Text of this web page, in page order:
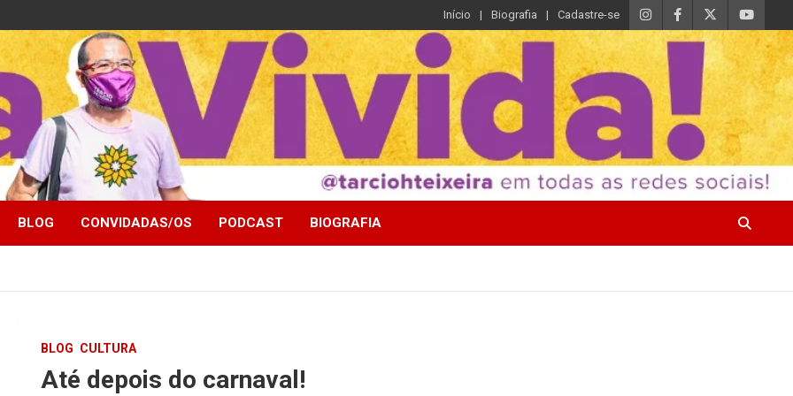
Início Biografia Cadastre-se
BLOG CONVIDADAS/OS PODCAST BIOGRAFIA
BLOG CULTURA
Até depois do carnaval!